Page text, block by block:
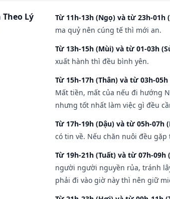
Lý
Từ 11h-13h (Ngọ) và từ 23h-01h
ma quỷ nên cúng tế thì mới an.
Từ 13h-15h (Mùi) và từ 01-03h
xuất hành thì đều bình yên.
Từ 15h-17h (Thân) và từ 03h-05h
Mất tiền, mất của nếu đi hướng
nhưng tốt nhất làm việc gì đều
Từ 17h-19h (Dậu) và từ 05h-07h
có tin về. Nếu chăn nuôi đều gặp
Từ 19h-21h (Tuất) và từ 07h-09h
người người nguyền rủa, tránh
phải đi vào giờ này thì nên giữ